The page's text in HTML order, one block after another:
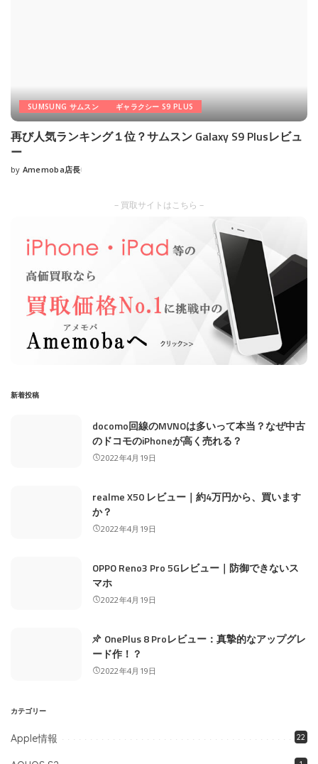
SUMSUNG サムスン ギャラクシー S9 PLUS
再び人気ランキング１位？サムスン Galaxy S9 Plusレビュ
ー
Posted
by Amemoba店長
– 買取サイトはこちら –
新着投稿
docomo回線のMVNOは多いって本当？なぜ中古
のドコモのiPhoneが高く売れる？
2022年4月19日
realme X50 レビュー｜約4万円から、買います
か？
2022年4月19日
OPPO Reno3 Pro 5Gレビュー｜防御できないス
マホ
2022年4月19日
OnePlus 8 Proレビュー：真摯的なアップグレ
ード作！？
2022年4月19日
カテゴリー
Apple情報 22